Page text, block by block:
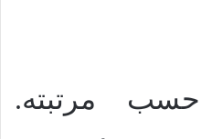
حسب مرتبته.